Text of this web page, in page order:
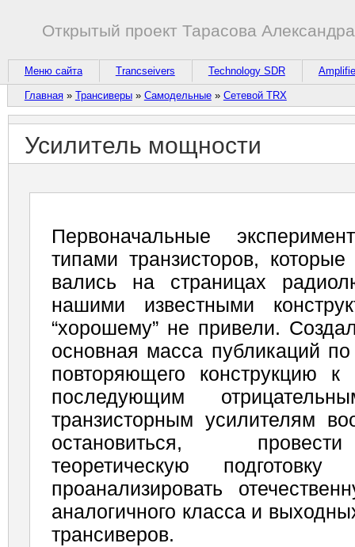
Открытый проект Тарасова
Меню сайта Trancseivers Technology SDR
Главная» Трансиверы» Самодельные» Сетевой TRX
Усилитель мощности
Первоначальные
типами транзисторов,
вались на страницах
нашими известными
“хорошему” не привели.
основная масса публикаций
повторяющего конструкцию
последую­щим
транзисторным усилителям
остановиться,
теоретическую
проанализировать
аналогичного класса и
трансиверов.